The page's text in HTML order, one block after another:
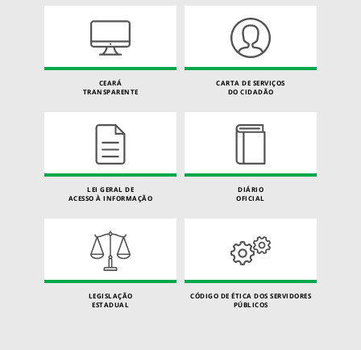
CEARÁ
TRANSPARENTE
CARTA DE SERVIÇOS
DO CIDADÃO
LEI GERAL DE
ACESSO À INFORMAÇÃO
DIÁRIO
OFICIAL
LEGISLAÇÃO
ESTADUAL
CÓDIGO DE ÉTICA DOS SERVIDORES
PÚBLICOS